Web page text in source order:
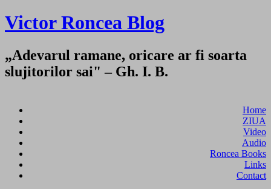
Victor Roncea Blog
„Adevarul ramane, oricare ar fi soarta
slujitorilor sai" – Gh. I. B.
Home
ZIUA
Video
Audio
Roncea Books
Links
Contact